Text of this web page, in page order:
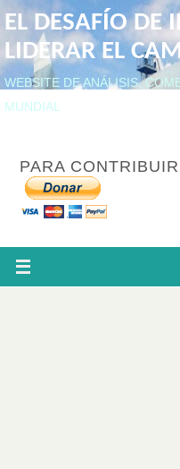
EL DESAFÍO DE
LIDERAR EL
WEBSITE DE ANÁLISIS,
MUNDIAL
PARA